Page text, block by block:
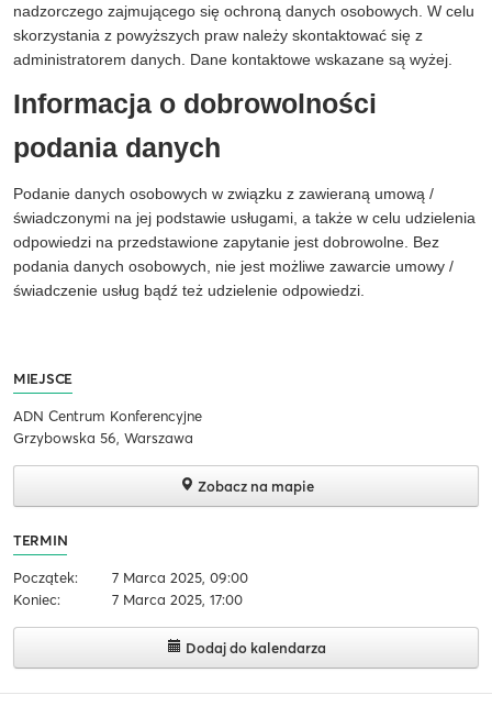
nadzorczego zajmującego się ochroną danych osobowych. W celu
skorzystania z powyższych praw należy skontaktować się z
administratorem danych. Dane kontaktowe wskazane są wyżej.
Informacja o dobrowolności
podania danych
Podanie danych osobowych w związku z zawieraną umową /
świadczonymi na jej podstawie usługami, a także w celu udzielenia
odpowiedzi na przedstawione zapytanie jest dobrowolne. Bez
podania danych osobowych, nie jest możliwe zawarcie umowy /
świadczenie usług bądź też udzielenie odpowiedzi.
MIEJSCE
ADN Centrum Konferencyjne
Grzybowska 56, Warszawa
Zobacz na mapie
TERMIN
Początek:
7 Marca 2025, 09:00
Koniec:
7 Marca 2025, 17:00
Dodaj do kalendarza